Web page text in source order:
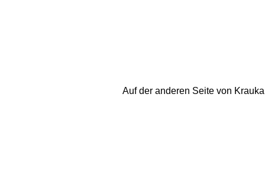
Auf der anderen Seite von